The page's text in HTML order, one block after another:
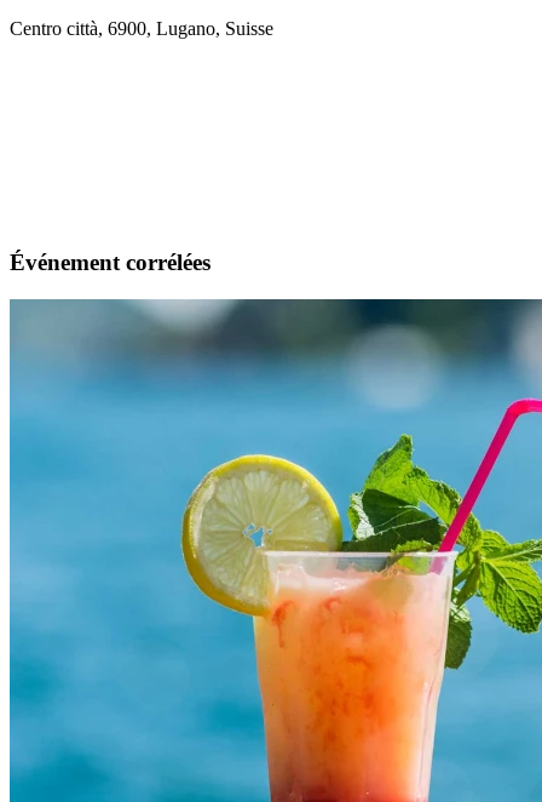
Centro città, 6900, Lugano, Suisse
Événement corrélées